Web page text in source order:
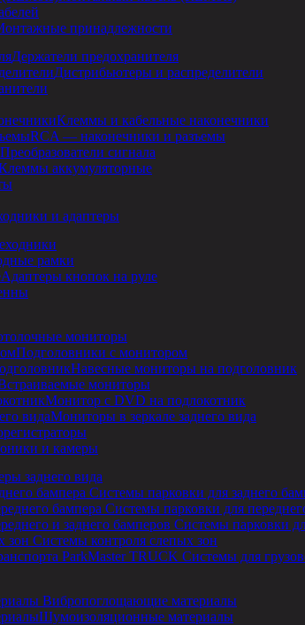
принадлежности
Держатели предохранителя
Дистрибьютеры и распределители
Клеммы и кабельные наконечники
RCA — наконечники и разъемы
Преобразователи сигнала
аккумуляторные
и адаптеры
рамки
Адаптеры кнопок на руле
мониторы
Подголовники с монитором
Навесные мониторы на подголовник
мониторы
Монитор с DVD на подлокотник
Мониторы в зеркале заднего вида
и камеры
заднего вида
Системы парковки для заднего
Системы парковки для
Системы парковки
Системы контроля слепых зон
Системы для
Вибропоглощающие материалы
Шумоизоляционные материалы